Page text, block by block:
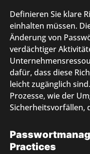
Definieren Sie klare
einhalten müssen.
Änderung von
verdächtiger
dafür, dass diese
leicht zugänglich
Prozesse, wie der
Sicherheitsvorfällen,
Practices